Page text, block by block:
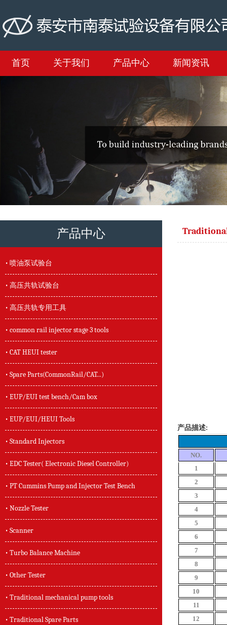
首页 关于我们 产品中心 新闻资讯
产品中心
• 喷油泵试验台
• 高压共轨试验台
• 高压共轨专用工具
• common rail injector stage 3 tools
• CAT HEUI tester
• Spare Parts(CommonRail/CAT...)
• EUP/EUI test bench/Cam box
• EUP/EUI/HEUI Tools
• Standard Injectors
• EDC Tester( Electronic Diesel Controller)
• PT Cummins Pump and Injector Test Bench
• Nozzle Tester
• Scanner
• Turbo Balance Machine
• Other Tester
• Traditional mechanical pump tools
• Traditional Spare Parts
产品描述:
NO.
1
2
3
4
5
6
7
8
9
10
11
12